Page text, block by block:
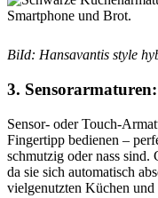
BiId: Hansavantis style
3.
Sensor- oder Touch-
Fingertipp bedienen –
schmutzig oder nass sind.
da sie sich automatisch
vielgenutzten Küchen